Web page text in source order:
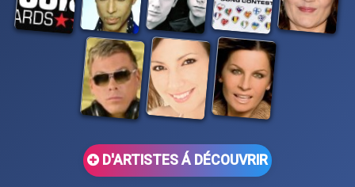
D'ARTISTES Á DÉCOUVRIR